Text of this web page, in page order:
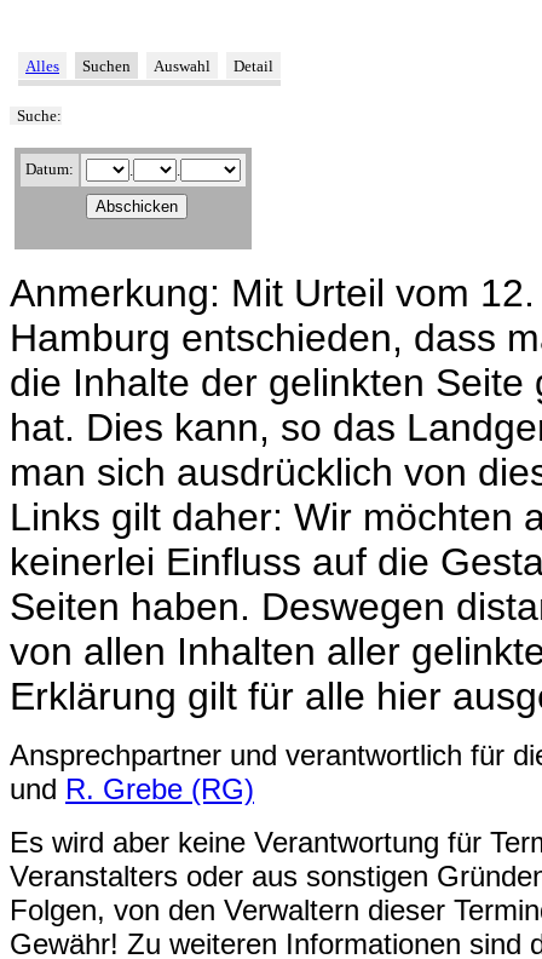
Alles Suchen Auswahl Detail
Suche:
Datum: . .
Anmerkung: Mit Urteil vom
Hamburg entschieden, dass
die Inhalte der gelinkten
hat. Dies kann, so das
man sich ausdrücklich von
Links gilt daher: Wir möchten
keinerlei Einfluss auf die
Seiten haben. Deswegen
von allen Inhalten aller
Erklärung gilt für alle hier
Ansprechpartner und verantwortlich für
und R. Grebe (RG)
Es wird aber keine Verantwortung für
Veranstalters oder aus sonstigen
Folgen, von den Verwaltern dieser
Gewähr! Zu weiteren Informationen sind